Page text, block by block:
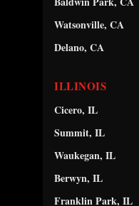
Watsonville, CA
Delano, CA
ILLINOIS
Cicero, IL
Summit, IL
Waukegan, IL
Berwyn, IL
Franklin Park, IL